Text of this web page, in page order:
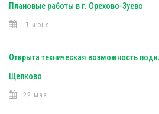
Плановые работы в г. Орехово-Зуево
1 июня
Открыта техническая возможность
Щелково
22 мая